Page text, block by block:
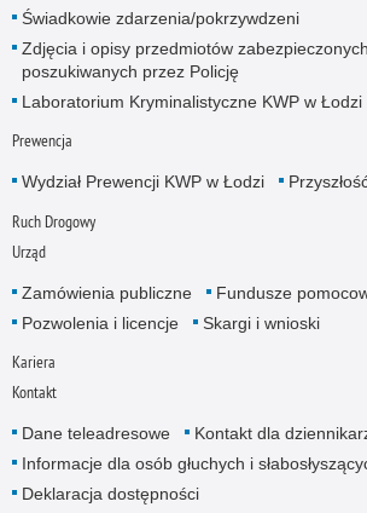
Świadkowie zdarzenia/pokrzywdzeni
Zdjęcia i opisy przedmiotów
poszukiwanych przez Policję
Laboratorium Kryminalistyczne KWP w Łodzi
Prewencja
Wydział Prewencji KWP w Łodzi
Ruch Drogowy
Urząd
Zamówienia publiczne Fundusze
Pozwolenia i licencje
Skargi i wnioski
Kariera
Kontakt
Dane teleadresowe
Kontakt dla
Informacje dla osób głuchych i
Deklaracja dostępności